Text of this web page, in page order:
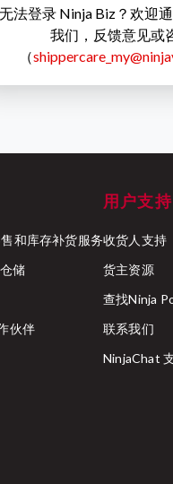
无法登录 Ninja Biz？欢迎
我们，反馈意见或
（
和库存补货服务
储
伙伴
用户支持
收货人支持
货主资源
查找Ninja
联系我们
NinjaChat